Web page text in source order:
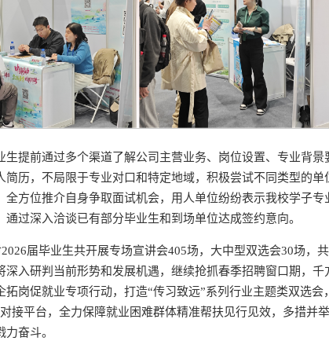
生提前通过多个渠道了解公司主营业务、岗位设置、专业背景
历，不局限于专业对口和特定地域，积极尝试不同类型的单
全方位推介自身争取面试机会，用人单位纷纷表示我校学子专
过深入洽谈已有部分毕业生和到场单位达成签约意向。
届毕业生共开展专场宣讲会405场，大中型双选会30场，
深入研判当前形势和发展机遇，继续抢抓春季招聘窗口期，千
岗促就业专项行动，打造“传习致远”系列行业主题类双选会
接平台，全力保障就业困难群体精准帮扶见行见效，多措并
奋斗。